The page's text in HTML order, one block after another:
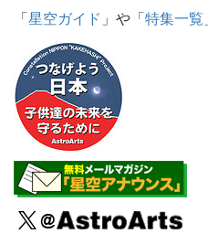
「星空ガイド 」や「特集一覧